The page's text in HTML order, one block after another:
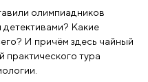
олимпиадников
Какие
И причём здесь чайный
практического тура